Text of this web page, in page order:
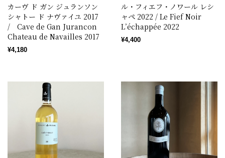
カーヴ ド ガン ジュランソン
シャトー ド ナヴァイユ 2017
/ Cave de Gan Jurancon
Chateau de Navailles 2017
¥4,180
ル・フィエフ・ノワール レシ
ャペ 2022 / Le Fief Noir
L’échappée 2022
¥4,400